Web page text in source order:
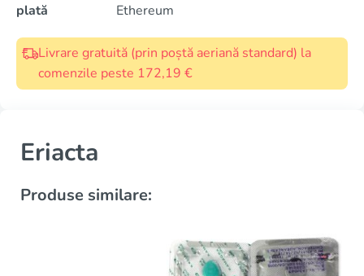
plată
Ethereum
Livrare gratuită (prin poștă aeriană standard) la
comenzile peste 172,19 €
Eriacta
Produse similare: